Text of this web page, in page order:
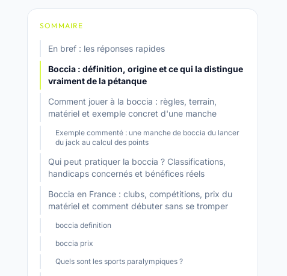
SOMMAIRE
En bref : les réponses rapides
Boccia : définition, origine et ce qui la distingue
vraiment de la pétanque
Comment jouer à la boccia : règles, terrain,
matériel et exemple concret d'une manche
Exemple commenté : une manche de boccia du lancer
du jack au calcul des points
Qui peut pratiquer la boccia ? Classifications,
handicaps concernés et bénéfices réels
Boccia en France : clubs, compétitions, prix du
matériel et comment débuter sans se tromper
boccia definition
boccia prix
Quels sont les sports paralympiques ?